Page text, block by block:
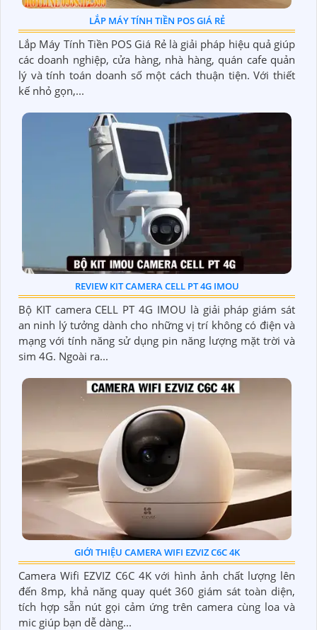
LẮP MÁY TÍNH TIỀN POS GIÁ RẺ
Lắp Máy Tính Tiền POS Giá Rẻ là giải pháp hiệu quả giúp
các doanh nghiệp, cửa hàng, nhà hàng, quán cafe quản
lý và tính toán doanh số một cách thuận tiện. Với thiết
kế nhỏ gọn,...
REVIEW KIT CAMERA CELL PT 4G IMOU
Bộ KIT camera CELL PT 4G IMOU là giải pháp giám sát
an ninh lý tưởng dành cho những vị trí không có điện và
mạng với tính năng sử dụng pin năng lượng mặt trời và
sim 4G. Ngoài ra...
GIỚI THIỆU CAMERA WIFI EZVIZ C6C 4K
Camera Wifi EZVIZ C6C 4K với hình ảnh chất lượng lên
đến 8mp, khả năng quay quét 360 giám sát toàn diện,
tích hợp sẵn nút gọi cảm ứng trên camera cùng loa và
mic giúp bạn dễ dàng...